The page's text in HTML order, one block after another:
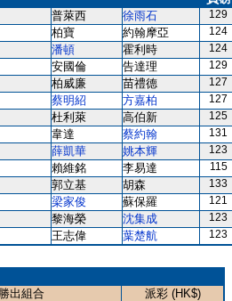
普萊西 徐雨石 129
柏寶 約翰摩亞 124
潘頓 霍利時 124
安國倫 告達理 129
柏威廉 苗禮德 127
蔡明紹 方嘉柏 127
杜利萊 高伯新 125
韋達 蔡約翰 131
薛凱華 姚本輝 123
賴維銘 李易達 115
郭立基 胡森 133
梁家俊 蘇保羅 121
黎海榮 沈集成 123
王志偉 葉楚航 123
勝出組合
派彩 (HK$)